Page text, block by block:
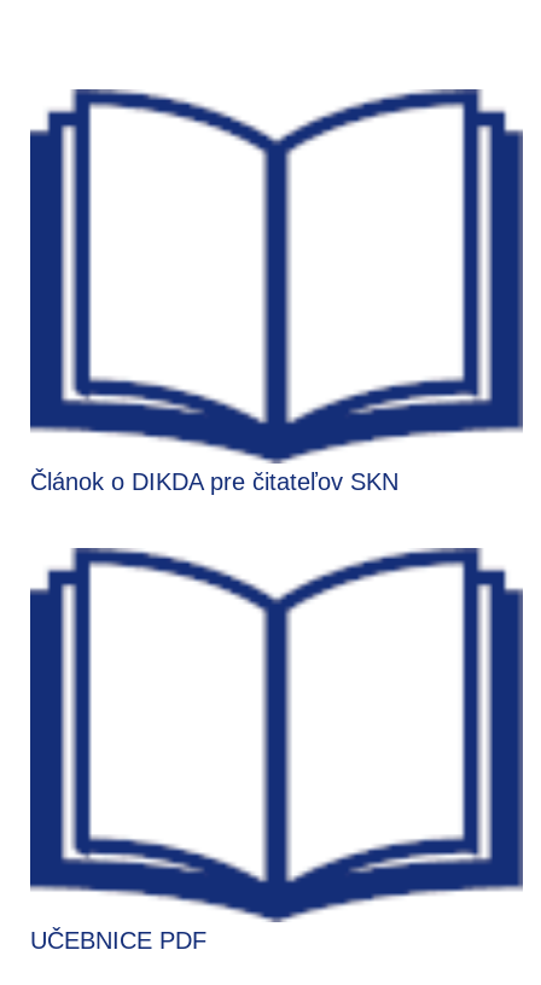
Článok o DIKDA pre čitateľov SKN
UČEBNICE PDF